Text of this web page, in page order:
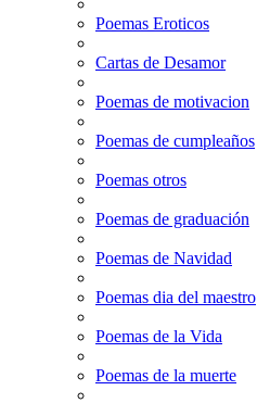
Poemas Eroticos
Cartas de Desamor
Poemas de motivacion
Poemas de cumpleaños
Poemas otros
Poemas de graduación
Poemas de Navidad
Poemas dia del maestro
Poemas de la Vida
Poemas de la muerte